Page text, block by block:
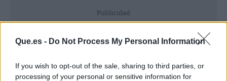
Que.es - Do Not Process My Personal Information
If you wish to opt-out of the sale, sharing to third parties, or
processing of your personal or sensitive information for
Publicidad